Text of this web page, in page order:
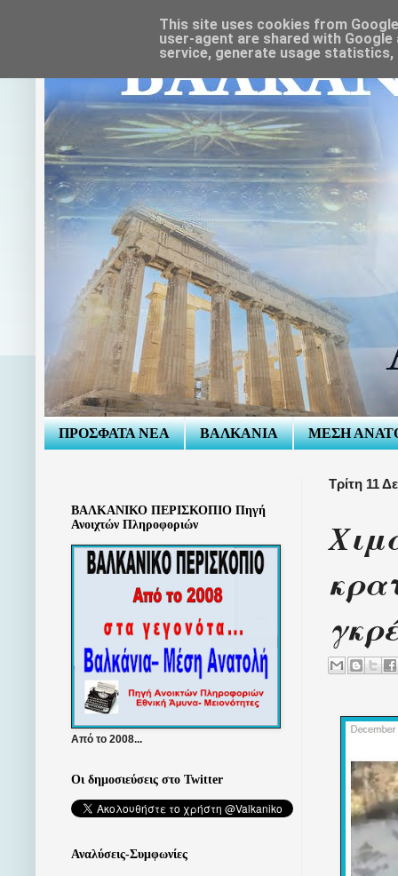
ΠΡΟΣΦΑΤΑ ΝΕΑ ΒΑΛΚΑΝΙΑ ΜΕΣΗ
Τρίτη 11
ΒΑΛΚΑΝΙΚΟ ΠΕΡΙΣΚΟΠΙΟ Πηγή
Ανοιχτών Πληροφοριών
Από το 2008...
Οι δημοσιεύσεις στο Twitter
Αναλύσεις-Συμφωνίες
This site uses cookies from
user-agent are shared with
service, generate usage statistics,